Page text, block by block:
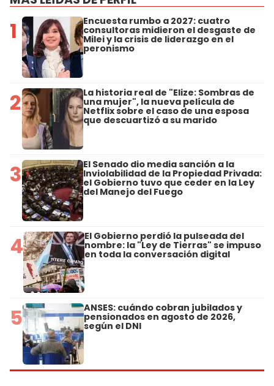
1 Encuesta rumbo a 2027: cuatro
consultoras midieron el desgaste de
Milei y la crisis de liderazgo en el
peronismo
2 La historia real de "Elize: Sombras de
una mujer", la nueva película de
Netflix sobre el caso de una esposa
que descuartizó a su marido
3 El Senado dio media sanción a la
Inviolabilidad de la Propiedad Privada:
el Gobierno tuvo que ceder en la Ley
del Manejo del Fuego
4 El Gobierno perdió la pulseada del
nombre: la "Ley de Tierras" se impuso
en toda la conversación digital
5 ANSES: cuándo cobran jubilados y
pensionados en agosto de 2026,
según el DNI